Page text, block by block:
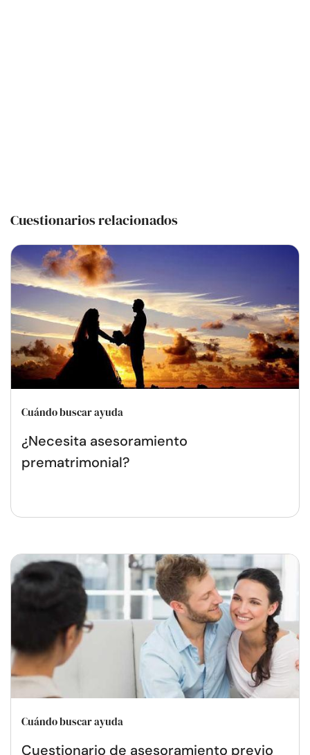
Cuestionarios relacionados
Cuándo buscar ayuda
¿Necesita asesoramiento
prematrimonial?
Cuándo buscar ayuda
Cuestionario de asesoramiento previo